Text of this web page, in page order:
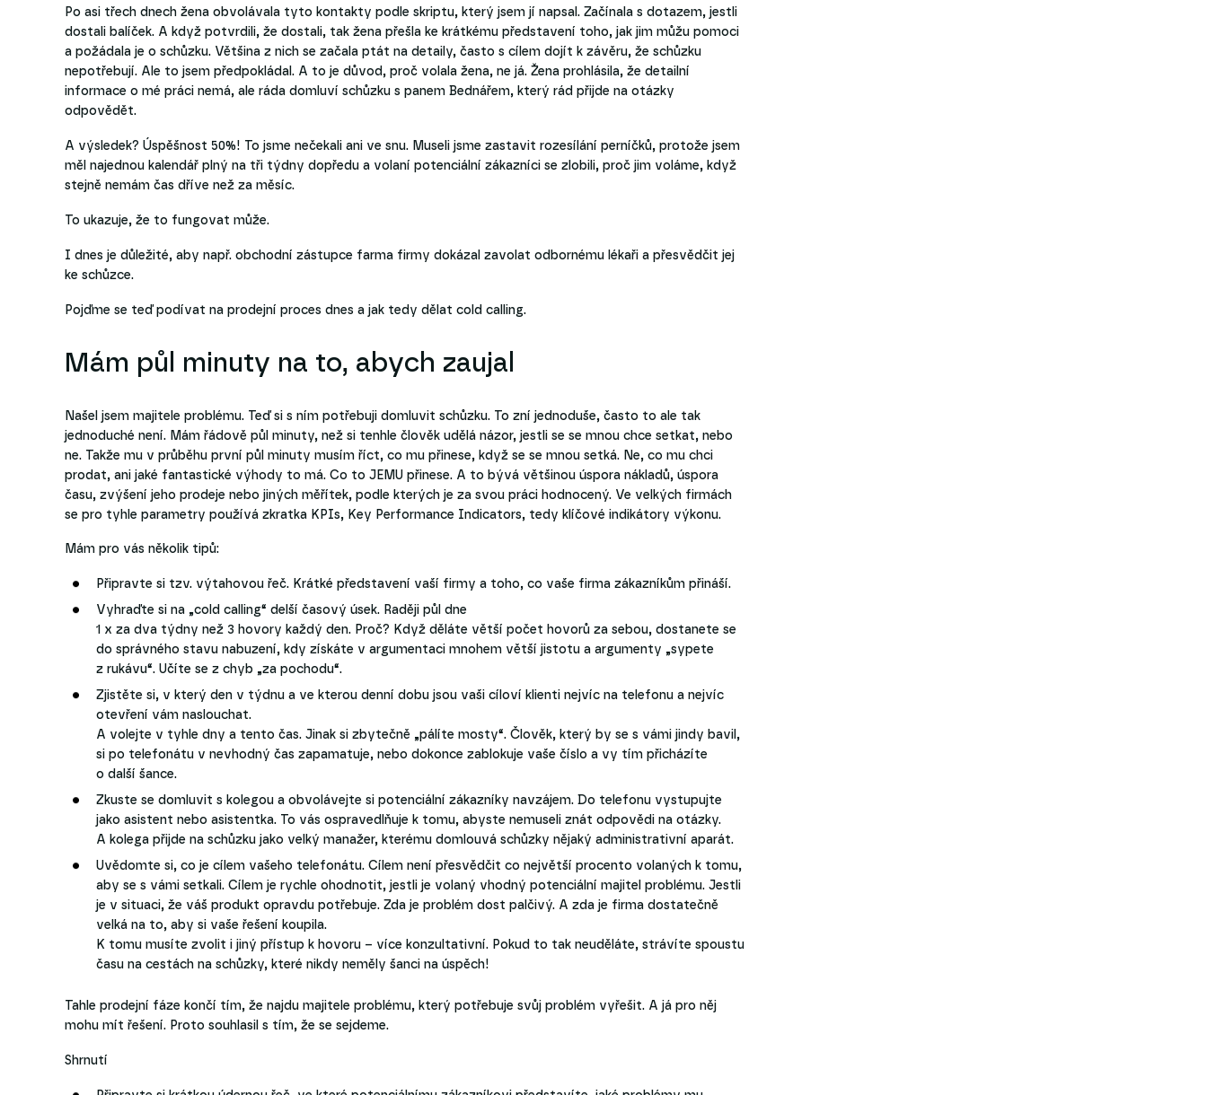
Po asi třech dnech žena obvolávala tyto kontakty podle skriptu, který jsem jí napsal. Začínala s dotazem, jestli
dostali balíček. A když potvrdili, že dostali, tak žena přešla ke krátkému představení toho, jak jim můžu pomoci
a požádala je o schůzku. Většina z nich se začala ptát na detaily, často s cílem dojít k závěru, že schůzku
nepotřebují. Ale to jsem předpokládal. A to je důvod, proč volala žena, ne já. Žena prohlásila, že detailní
informace o mé práci nemá, ale ráda domluví schůzku s panem Bednářem, který rád přijde na otázky
odpovědět.
A výsledek? Úspěšnost 50%! To jsme nečekali ani ve snu. Museli jsme zastavit rozesílání perníčků, protože jsem
měl najednou kalendář plný na tři týdny dopředu a volaní potenciální zákazníci se zlobili, proč jim voláme, když
stejně nemám čas dříve než za měsíc.
To ukazuje, že to fungovat může.
I dnes je důležité, aby např. obchodní zástupce farma firmy dokázal zavolat odbornému lékaři a přesvědčit jej
ke schůzce.
Pojďme se teď podívat na prodejní proces dnes a jak tedy dělat cold calling.
Mám půl minuty na to, abych zaujal
Našel jsem majitele problému. Teď si s ním potřebuji domluvit schůzku. To zní jednoduše, často to ale tak
jednoduché není. Mám řádově půl minuty, než si tenhle člověk udělá názor, jestli se se mnou chce setkat, nebo
ne. Takže mu v průběhu první půl minuty musím říct, co mu přinese, když se se mnou setká. Ne, co mu chci
prodat, ani jaké fantastické výhody to má. Co to JEMU přinese. A to bývá většinou úspora nákladů, úspora
času, zvýšení jeho prodeje nebo jiných měřítek, podle kterých je za svou práci hodnocený. Ve velkých firmách
se pro tyhle parametry používá zkratka KPIs, Key Performance Indicators, tedy klíčové indikátory výkonu.
Mám pro vás několik tipů:
Připravte si tzv. výtahovou řeč. Krátké představení vaší firmy a toho, co vaše firma zákazníkům přináší.
Vyhraďte si na „cold calling“ delší časový úsek. Raději půl dne
1 x za dva týdny než 3 hovory každý den. Proč? Když děláte větší počet hovorů za sebou, dostanete se
do správného stavu nabuzení, kdy získáte v argumentaci mnohem větší jistotu a argumenty „sypete
z rukávu“. Učíte se z chyb „za pochodu“.
Zjistěte si, v který den v týdnu a ve kterou denní dobu jsou vaši cíloví klienti nejvíc na telefonu a nejvíc
otevření vám naslouchat.
A volejte v tyhle dny a tento čas. Jinak si zbytečně „pálíte mosty“. Člověk, který by se s vámi jindy bavil,
si po telefonátu v nevhodný čas zapamatuje, nebo dokonce zablokuje vaše číslo a vy tím přicházíte
o další šance.
Zkuste se domluvit s kolegou a obvolávejte si potenciální zákazníky navzájem. Do telefonu vystupujte
jako asistent nebo asistentka. To vás ospravedlňuje k tomu, abyste nemuseli znát odpovědi na otázky.
A kolega přijde na schůzku jako velký manažer, kterému domlouvá schůzky nějaký administrativní aparát.
Uvědomte si, co je cílem vašeho telefonátu. Cílem není přesvědčit co největší procento volaných k tomu,
aby se s vámi setkali. Cílem je rychle ohodnotit, jestli je volaný vhodný potenciální majitel problému. Jestli
je v situaci, že váš produkt opravdu potřebuje. Zda je problém dost palčivý. A zda je firma dostatečně
velká na to, aby si vaše řešení koupila.
K tomu musíte zvolit i jiný přístup k hovoru – více konzultativní. Pokud to tak neuděláte, strávíte spoustu
času na cestách na schůzky, které nikdy neměly šanci na úspěch!
Tahle prodejní fáze končí tím, že najdu majitele problému, který potřebuje svůj problém vyřešit. A já pro něj
mohu mít řešení. Proto souhlasil s tím, že se sejdeme.
Shrnutí